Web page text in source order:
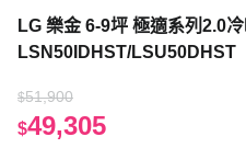
LG 樂金 6-9坪 極適系列2.0
LSN50IDHST/LSU50DHST
$51,900
$49,305